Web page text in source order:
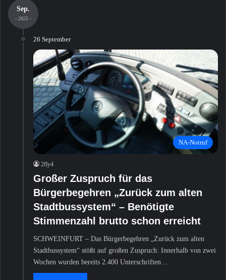
Sep.
- 2025 -
26 September
NA-Notruf
2fly4
Großer Zuspruch für das
Bürgerbegehren „Zurück zum alten
Stadtbussystem“ – Benötigte
Stimmenzahl brutto schon erreicht
SCHWEINFURT – Das Bürgerbegehren „Zurück zum alten
Stadtbussystem“ stößt auf großen Zuspruch: Innerhalb von zwei
Wochen wurden bereits 2.400 Unterschriften…